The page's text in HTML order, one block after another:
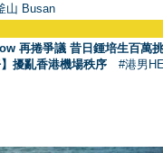
山 Busan
再捲爭議 昔日鍾培生百萬
擾亂香港機場秩序 #港男